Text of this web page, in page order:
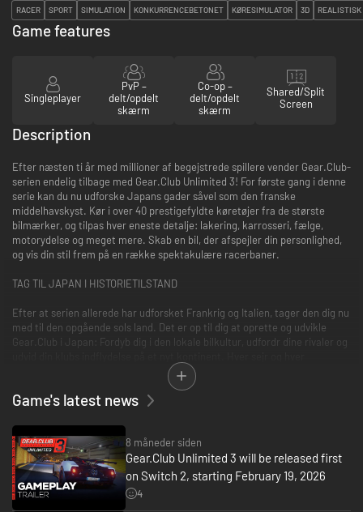
RACER SPORT SIMULATION KONKURRENCEBETONET KØRESIMULATOR 3D REALISTISK
Game features
Singleplayer
PvP –
delt/opdelt
skærm
Co-op –
delt/opdelt
skærm
Shared/Split
Screen
Description
Efter næsten ti år med millioner af begejstrede spillere vender Gear.Club-
serien endelig tilbage med Gear.Club Unlimited 3! For første gang i denne
serie kan du nu udforske Japans gader såvel som den franske
middelhavskyst. Kør i over 40 prestigefyldte køretøjer fra de største
bilmærker, og tilpas hver eneste detalje: lakering, karrosseri, fælge,
motorydelse og meget mere. Skab en bil, der afspejler din personlighed,
og vis din stil frem på en række spektakulære racerbaner.
TAG TIL JAPAN I HISTORIETILSTAND
Efter at serien allerede har udforsket Frankrig og Italien, tager den dig nu
med til den opgående sols land. Det er op til dig at oprette og udvikle
Gear.Club i Japan: Fordyb dig i den lokale bilkultur, udfordr dine rivaler og
beslutning du træffer, vil efterlade et varigt indtryk på din rejse.
NYT: UNDGÅ TRAFIK PÅ MOTORVEJEN
Udover spændende racerløb og adrenalinfyldte tidsangreb tilbyder
Gear.Club Unlimited 3 en innovativ ny tilstand til motorveje. Kæmp dig
igennem trafikken i Frankrig og Japan, og bevis at du har både fart og
håndtering under kontrol. Forudse bilernes køreretning, skift vognbane
på det rigtige tidspunkt, overhal dine modstandere i sidste øjeblik og tag
chancer for at være den første til at nå målstregen!
Game's latest news
8 måneder siden
Gear.Club Unlimited 3 will be released first
on Switch 2, starting February 19, 2026
4